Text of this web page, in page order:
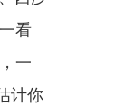
看
一
计你